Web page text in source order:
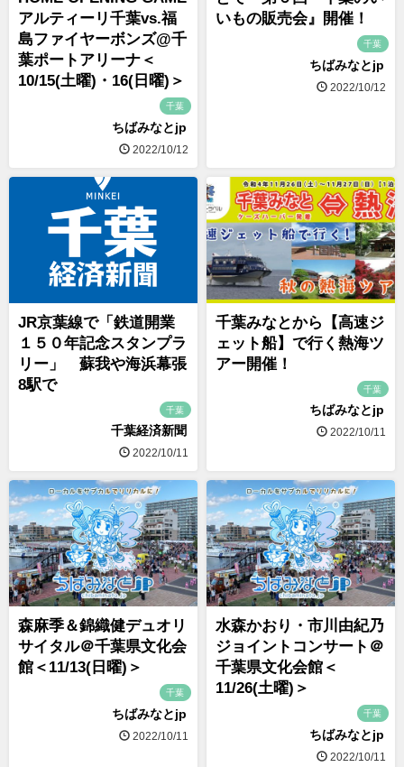
アルティーリ千葉vs.福
島ファイヤーボンズ@千
葉ポートアリーナ＜
10/15(土曜)・16(日曜)＞
千葉
ちばみなとjp
2022/10/12
いもの販売会』開催！
千葉
ちばみなとjp
2022/10/12
JR京葉線で「鉄道開業
１５０年記念スタンプラ
リー」 蘇我や海浜幕張
8駅で
千葉
千葉経済新聞
2022/10/11
千葉みなとから【高速ジ
ェット船】で行く熱海ツ
アー開催！
千葉
ちばみなとjp
2022/10/11
森麻季＆錦織健デュオリ
サイタル＠千葉県文化会
館＜11/13(日曜)＞
千葉
ちばみなとjp
2022/10/11
水森かおり・市川由紀乃
ジョイントコンサート＠
千葉県文化会館＜
11/26(土曜)＞
千葉
ちばみなとjp
2022/10/11